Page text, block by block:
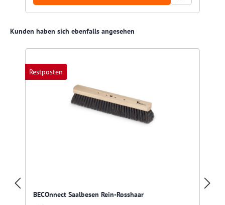
Produktgalerie überspringen
Kunden haben sich ebenfalls angesehen
Restposten
BECOnnect Saalbesen Rein-Rosshaar